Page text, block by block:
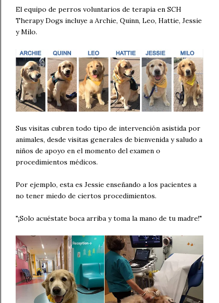
El equipo de perros voluntarios de terapia en SCH
Therapy Dogs incluye a Archie, Quinn, Leo, Hattie, Jessie
y Milo.
Sus visitas cubren todo tipo de intervención asistida por
animales, desde visitas generales de bienvenida y saludo a
niños de apoyo en el momento del examen o
procedimientos médicos.
Por ejemplo, esta es Jessie enseñando a los pacientes a
no tener miedo de ciertos procedimientos.
"¡Solo acuéstate boca arriba y toma la mano de tu madre!"